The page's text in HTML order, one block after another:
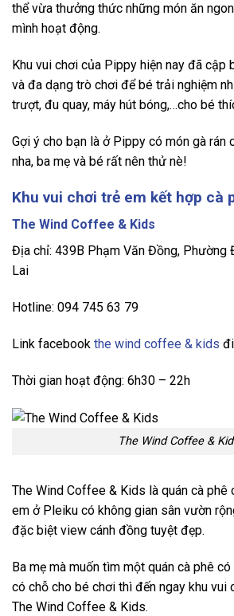
thể vừa thưởng thức những món ăn
mình hoạt động.
Khu vui chơi của Pippy hiện nay đã cập
và đa dạng trò chơi để bé trải nghiệm
trượt, đu quay, máy hút bóng,…cho bé
Gợi ý cho bạn là ở Pippy có món gà rán
nha, ba mẹ và bé rất nên thử nè!
Khu vui chơi trẻ em kết hợp cà
The Wind Coffee & Kids
Địa chỉ: 439B Phạm Văn Đồng, Phường
Lai
Hotline: 094 745 63 79
Link facebook the wind coffee & kids
Thời gian hoạt động: 6h30 – 22h
The Wind Coffee &
The Wind Coffee & Kids là quán cà phê
em ở Pleiku có không gian sân vườn
đặc biệt view cánh đồng tuyệt đẹp.
Ba mẹ mà muốn tìm một quán cà phê
có chỗ cho bé chơi thì đến ngay khu vui
The Wind Coffee & Kids.